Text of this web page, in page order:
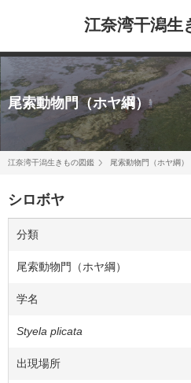
江奈湾干潟生
尾索動物門（ホヤ綱）
江奈湾干潟生きもの図鑑 尾索動物門（ホヤ綱）
シロボヤ
分類
尾索動物門（ホヤ綱）
学名
Styela plicata
出現場所